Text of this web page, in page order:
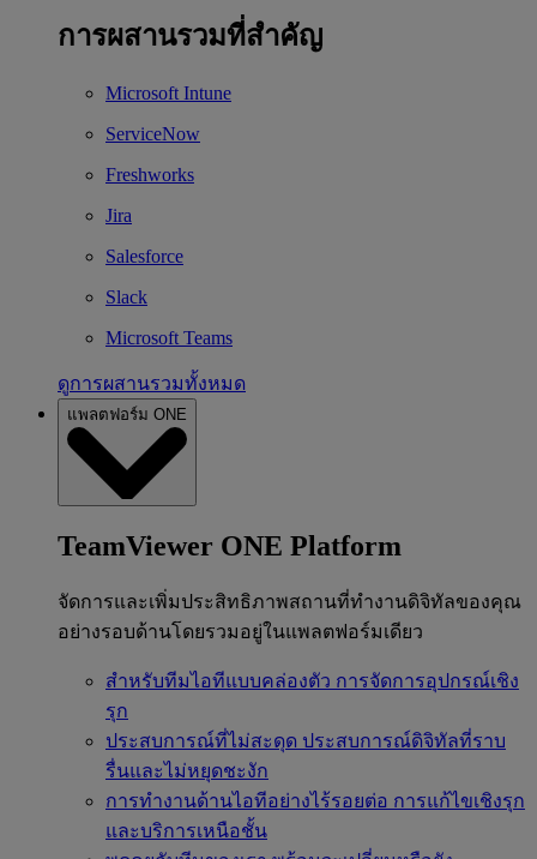
การผสานรวมที่สำคัญ
Microsoft Intune
ServiceNow
Freshworks
Jira
Salesforce
Slack
Microsoft Teams
ดูการผสานรวมทั้งหมด
แพลตฟอร์ม ONE
TeamViewer ONE Platform
จัดการและเพิ่มประสิทธิภาพสถานที่ทำงานดิจิทัลของคุณ
อย่างรอบด้านโดยรวมอยู่ในแพลตฟอร์มเดียว
สำหรับทีมไอทีแบบคล่องตัว การจัดการอุปกรณ์เชิง
รุก
ประสบการณ์ที่ไม่สะดุด ประสบการณ์ดิจิทัลที่ราบ
รื่นและไม่หยุดชะงัก
การทำงานด้านไอทีอย่างไร้รอยต่อ การแก้ไขเชิงรุก
และบริการเหนือชั้น